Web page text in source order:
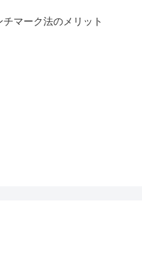
チマーク法のメリット